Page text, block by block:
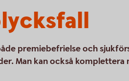
premiebefrielse och
Man kan också